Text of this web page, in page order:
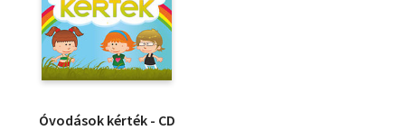
Óvodások kérték - CD